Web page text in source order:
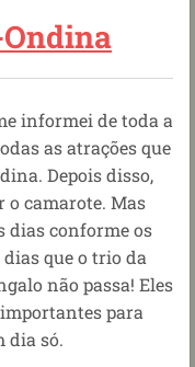
informei de toda a
as atrações que
Depois disso,
o camarote. Mas
dias conforme os
que o trio da
não passa! Eles
para
dia só.